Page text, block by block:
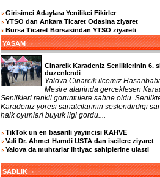
Girisimci Adaylara Yenilikci Fikirler
YTSO dan Ankara Ticaret Odasina ziyaret
Bursa Ticaret Borsasindan YTSO ziyareti
YASAM ¬
Cinarcik Karadeniz Senliklerinin 6.
duzenlendi
Yalova Cinarcik ilcemiz
Mesire alaninda gerceklesen
Senlikleri renkli goruntulere sahne oldu.
Karadeniz yoresi sanatcilarinin seslendirdigi
halk oyunlari buyuk ilgi gordu....
TikTok un en basarili yayincisi KAHVE
Vali Dr. Ahmet Hamdi USTA dan iscilere ziyaret
Yalova da muhtarlar ihtiyac sahiplerine ulasti
SAĐLIK ¬